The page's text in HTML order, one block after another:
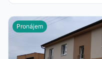
Pronájem